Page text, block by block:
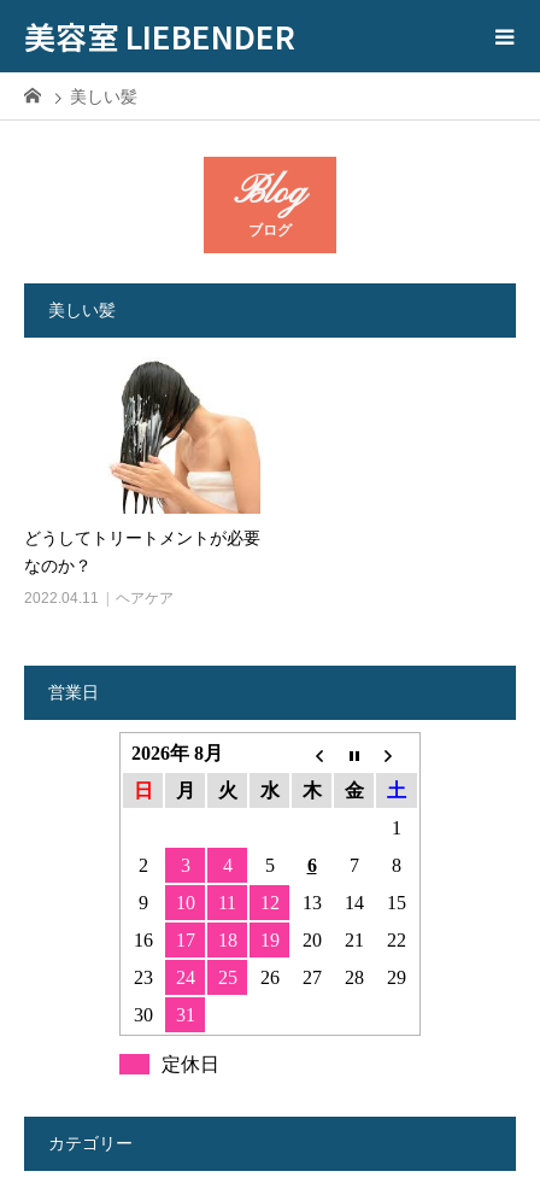
美容室 LIEBENDER
美しい髪
Blog
ブログ
美しい髪
どうしてトリートメントが必要
なのか？
2022.04.11 ヘアケア
営業日
2026年 8月
日
月 火 水 木 金
土
1
2
3 4 5 6 7
8
9
10 11 12 13 14
15
16
17 18 19 20 21
22
23
24 25 26 27 28
29
30
31
定休日
カテゴリー